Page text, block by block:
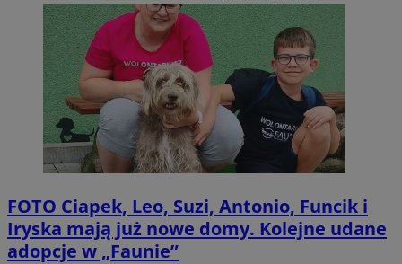
FOTO Ciapek, Leo, Suzi, Antonio, Funcik i
Iryska mają już nowe domy. Kolejne udane
adopcje w „Faunie”